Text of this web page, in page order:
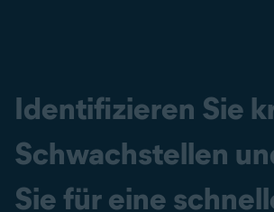
Identifizieren Sie
Schwachstellen
Sie für eine